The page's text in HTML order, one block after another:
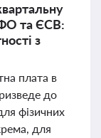
та ЄСВ:
з
плата в
до
фізичних
для